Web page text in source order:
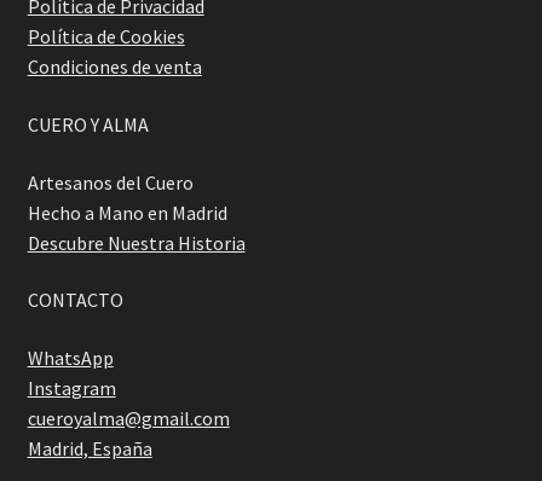
Política de Privacidad
Política de Cookies
Condiciones de venta
CUERO Y ALMA
Artesanos del Cuero
Hecho a Mano en Madrid
Descubre Nuestra Historia
CONTACTO
WhatsApp
Instagram
cueroyalma@gmail.com
Madrid, España